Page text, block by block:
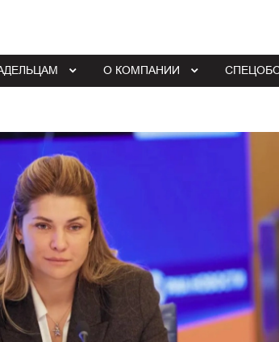
О КОМПАНИИ